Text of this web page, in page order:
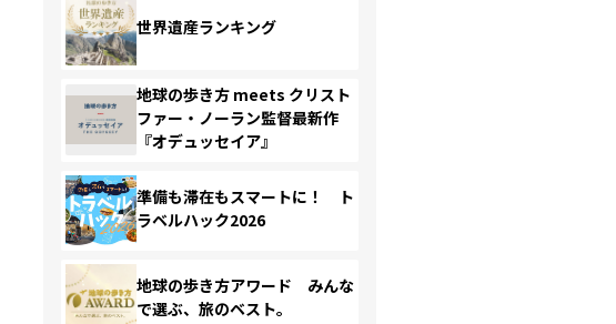
世界遺産ランキング
地球の歩き方 meets クリスト
ファー・ノーラン監督最新作
『オデュッセイア』
準備も滞在もスマートに！ ト
ラベルハック2026
地球の歩き方アワード みんな
で選ぶ、旅のベスト。